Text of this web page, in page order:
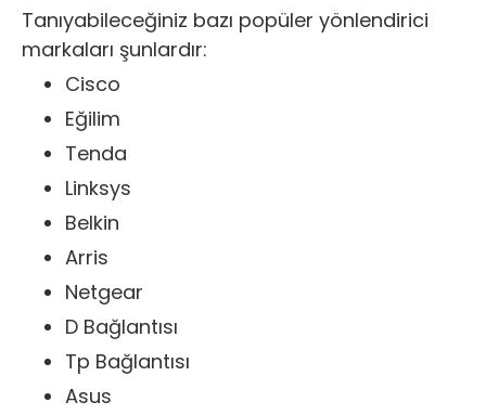
Tanıyabileceğiniz bazı popüler yönlendirici
markaları şunlardır:
Cisco
Eğilim
Tenda
Linksys
Belkin
Arris
Netgear
D Bağlantısı
Tp Bağlantısı
Asus